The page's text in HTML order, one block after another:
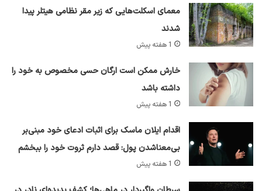
معمای اسکلت‌هایی که زیر مقر نظامی هیتلر پیدا
شدند
1 هفته پیش
خارش ممکن است ارگان حسی مخصوص به خود را
داشته باشد
1 هفته پیش
اقدام ایلان ماسک برای اثبات ادعای خود مبنی‌بر
بی‌معناشدن پول: قصد دارم ثروت خود را ببخشم
1 هفته پیش